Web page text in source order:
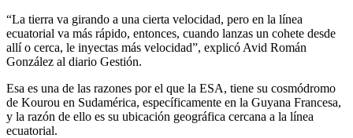
“La tierra va girando a una cierta velocidad, pero en la línea
ecuatorial va más rápido, entonces, cuando lanzas un cohete desde
allí o cerca, le inyectas más velocidad”, explicó Avid Román
González al diario Gestión.
Esa es una de las razones por el que la ESA, tiene su cosmódromo
de Kourou en Sudamérica, específicamente en la Guyana Francesa,
y la razón de ello es su ubicación geográfica cercana a la línea
ecuatorial.